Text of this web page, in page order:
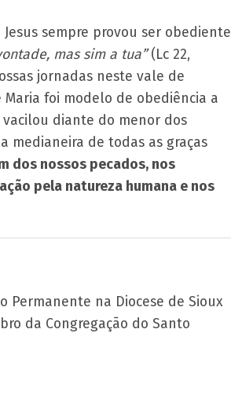
sempre provou ser obediente
mas sim a tua”(Lc 22,
jornadas neste vale de
foi modelo de obediência a
diante do menor dos
medianeira de todas as graças
dos nossos pecados, nos
pela natureza humana e nos
Permanente na Diocese de Sioux
da Congregação do Santo